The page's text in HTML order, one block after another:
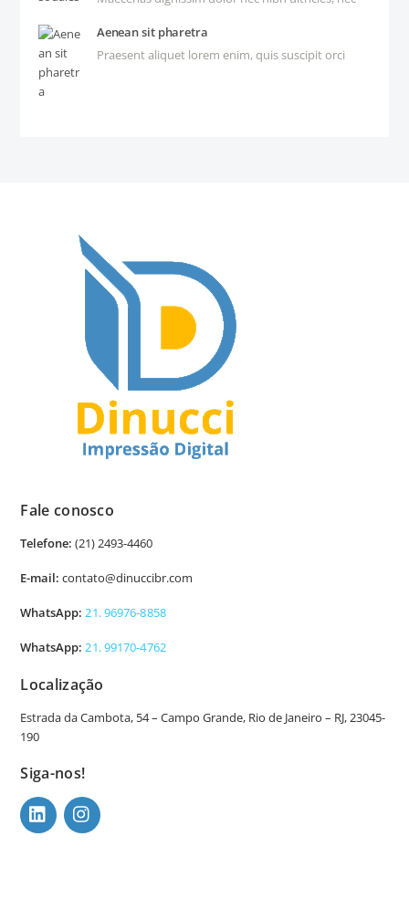
Aenean sit pharetra
Praesent aliquet lorem enim, quis suscipit orci
Fale conosco
Telefone: (21) 2493-4460
E-mail: contato@dinuccibr.com
WhatsApp: 21. 96976-8858
WhatsApp: 21. 99170-4762
Localização
Estrada da Cambota, 54 – Campo Grande, Rio de Janeiro – RJ, 23045-
190
Siga-nos!